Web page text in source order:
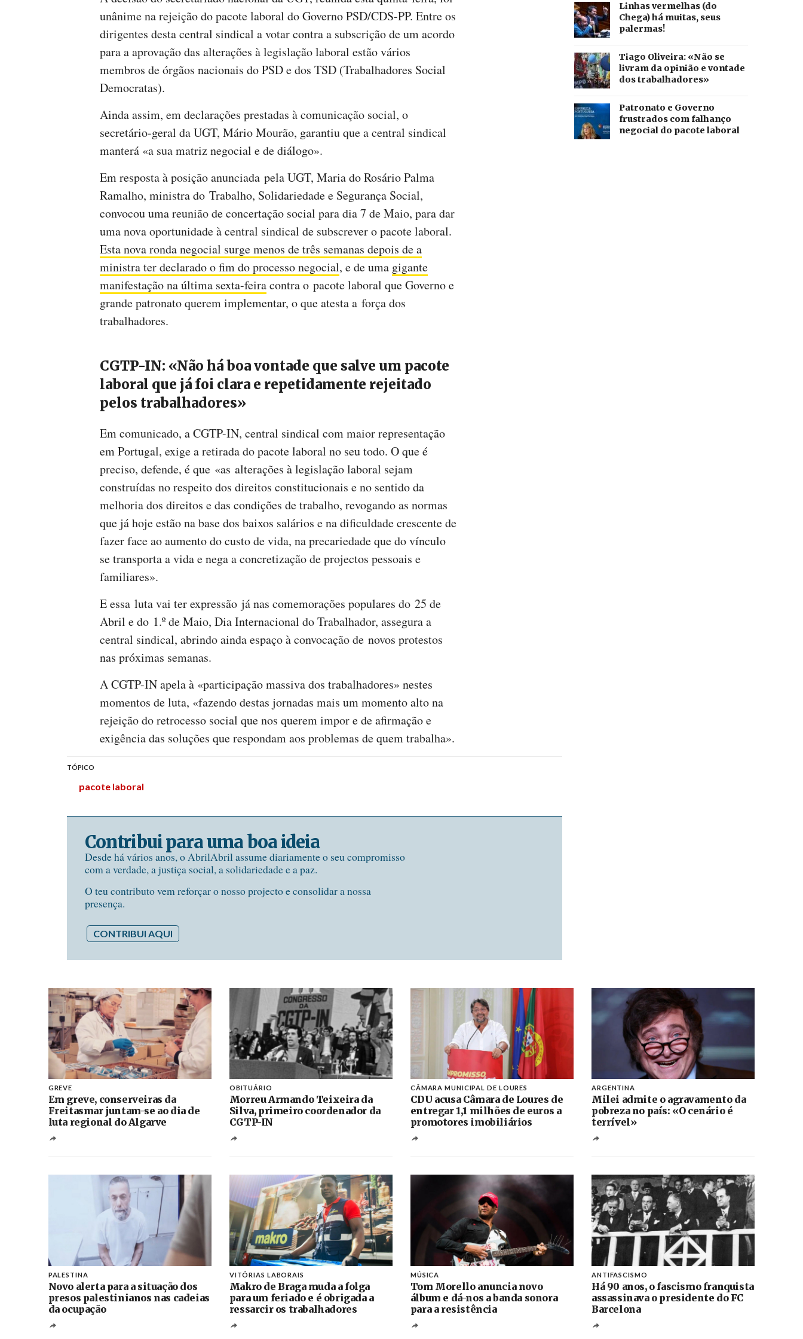
unânime na rejeição do pacote laboral do Governo PSD/CDS-PP. Entre os
dirigentes desta central sindical a votar contra a subscrição de um acordo
para a aprovação das alterações à legislação laboral estão vários
membros de órgãos nacionais do PSD e dos TSD (Trabalhadores Social
Democratas).
Ainda assim, em declarações prestadas à comunicação social, o
secretário-geral da UGT, Mário Mourão, garantiu que a central sindical
manterá «a sua matriz negocial e de diálogo».
Em resposta à posição anunciada pela UGT, Maria do Rosário Palma
Ramalho, ministra do Trabalho, Solidariedade e Segurança Social,
convocou uma reunião de concertação social para dia 7 de Maio, para dar
uma nova oportunidade à central sindical de subscrever o pacote laboral.
Esta nova ronda negocial surge menos de três semanas depois de a
ministra ter declarado o fim do processo negocial, e de uma gigante
manifestação na última sexta-feiracontra o pacote laboral que Governo e
grande patronato querem implementar, o que atesta a força dos
trabalhadores.
CGTP-IN: «Não há boa vontade que salve um pacote
laboral que já foi clara e repetidamente rejeitado
pelos trabalhadores»
Em comunicado, a CGTP-IN, central sindical com maior representação
em Portugal, exige a retirada do pacote laboral no seu todo. O que é
preciso, defende, é que «as alterações à legislação laboral sejam
construídas no respeito dos direitos constitucionais e no sentido da
melhoria dos direitos e das condições de trabalho, revogando as normas
que já hoje estão na base dos baixos salários e na dificuldade crescente de
fazer face ao aumento do custo de vida, na precariedade que do vínculo
se transporta a vida e nega a concretização de projectos pessoais e
familiares».
E essa luta vai ter expressão já nas comemorações populares do 25 de
Abril e do 1.º de Maio, Dia Internacional do Trabalhador, assegura a
central sindical, abrindo ainda espaço à convocação de novos protestos
nas próximas semanas.
A CGTP-IN apela à «participação massiva dos trabalhadores» nestes
momentos de luta, «fazendo destas jornadas mais um momento alto na
rejeição do retrocesso social que nos querem impor e de afirmação e
exigência das soluções que respondam aos problemas de quem trabalha».
TÓPICO
pacote laboral
Contribui para uma boa ideia
Desde há vários anos, o AbrilAbril assume diariamente o seu compromisso
com a verdade, a justiça social, a solidariedade e a paz.
O teu contributo vem reforçar o nosso projecto e consolidar a nossa
presença.
CONTRIBUI AQUI
Linhas vermelhas (do
Chega) há muitas, seus
palermas!
Tiago Oliveira: «Não se
livram da opinião e vontade
dos trabalhadores»
Patronato e Governo
frustrados com falhanço
negocial do pacote laboral
GREVE
Em greve, conserveiras da
Freitasmar juntam-se ao dia de
luta regional do Algarve
OBITUÁRIO
Morreu Armando Teixeira da
Silva, primeiro coordenador da
CGTP-IN
CÂMARA MUNICIPAL DE LOURES
CDU acusa Câmara de Loures de
entregar 1,1 milhões de euros a
promotores imobiliários
ARGENTINA
Milei admite o agravamento da
pobreza no país: «O cenário é
terrível»
PALESTINA
Novo alerta para a situação dos
presos palestinianos nas cadeias
da ocupação
VITÓRIAS LABORAIS
Makro de Braga muda a folga
para um feriado e é obrigada a
ressarcir os trabalhadores
MÚSICA
Tom Morello anuncia novo
álbum e dá-nos a banda sonora
para a resistência
ANTIFASCISMO
Há 90 anos, o fascismo franquista
assassinava o presidente do FC
Barcelona